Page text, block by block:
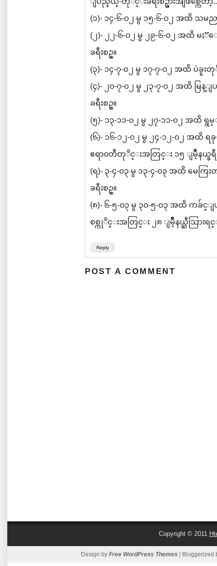
Reply
(၁)- ၁၄-၆-၀၂ မွ ၁၅-၆-၀၂ အထိ သမည
(၂)- ၂၂-၆-၀၂ မွ ၂၉-၆-၀၂ အထိ မ
ခရီးစဥ္။
(၃)- ၁၄-၇-၀၂ မွ ၁၇-၇-၀၂ အထိ ပဲခူ
(၄)- ၂၀-၇-၀၂ မွ ၂၃-၇-၀၂ အထိ မြ
ခရီးစဥ္။
(၅)- ၁၃-၁၁-၀၂ မွ ၂၇-၁၁-၀၂ အထိ ရွ
(၆)- ၁၆-၁၂-၀၂ မွ ၂၄-၁၂-၀၂ အထိ
ဧရာ၀တီတုိင္းအတြင္း ၁၅ ျမိဳ့နယ္ခရီ
(ရ)- ၃-၄-၀၃ မွ ၁၃-၄-၀၃ အထိ မေက
ခရီးစဥ္။
(၈)- ၆-၅-၀၃ မွ ၃၀-၅-၀၃ အထိ ကခ်င္
စစ္ကုိင္းအတြင္း ၂၈ ျမိိဳ့နယ္ဆီသြားရ
POST A COMMENT
Copyright © 2011
Design by Free WordPress Themes | Bloggerized